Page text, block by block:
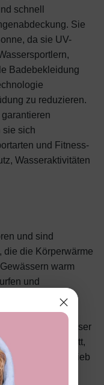
schnell
Sie
da sie UV-
Badebekleidung
zu reduzieren.
garantieren
sie sich
und Fitness-
Wasseraktivitäten
und sind
die die Körperwärme
warm
und
mit kurzen
desto besser
den Wassereintritt,
halten und Auftrieb
und Tauchen